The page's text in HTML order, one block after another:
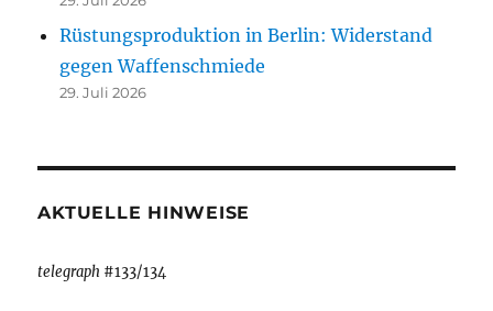
Rüstungsproduktion in Berlin: Widerstand
gegen Waffenschmiede
29. Juli 2026
AKTUELLE HINWEISE
telegraph #133/134